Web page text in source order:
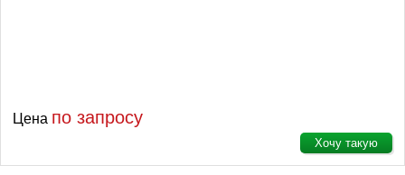
Цена по запросу
Хочу такую